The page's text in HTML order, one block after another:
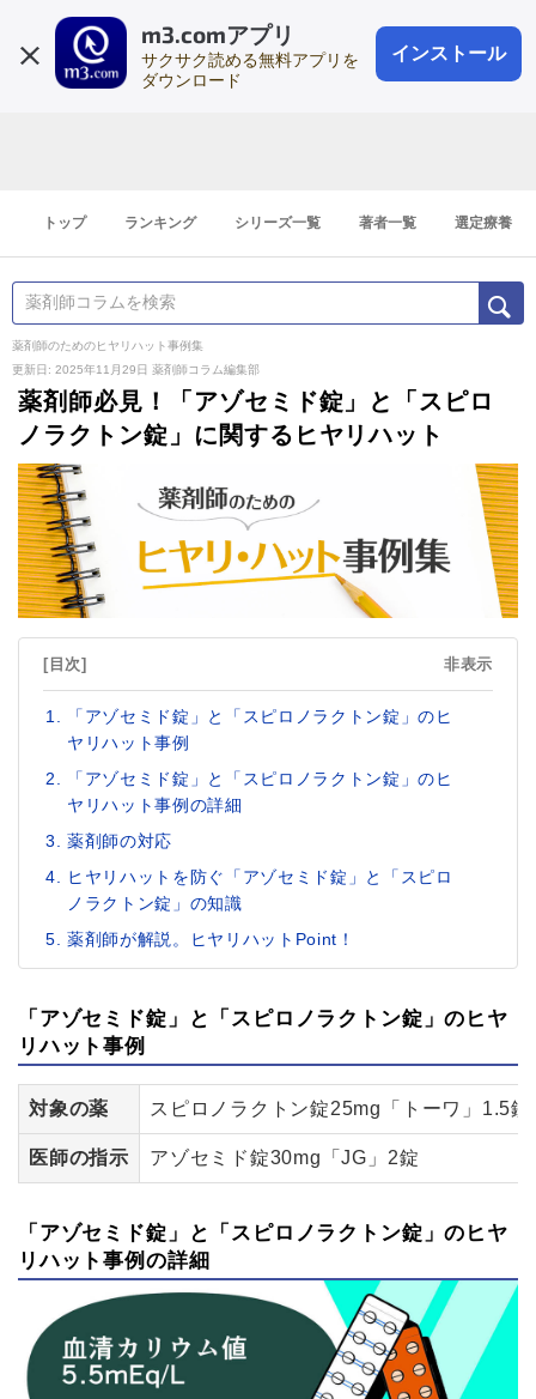
m3.comアプリ
サクサク読める無料アプリを
ダウンロード
インストール
会員登録
登録1分
トップ ランキング シリーズ一覧 著者一覧 選定療養
薬剤師のためのヒヤリハット事例集
更新日: 2025年11月29日 薬剤師コラム編集部
薬剤師必見！「アゾセミド錠」と「スピロ
ノラクトン錠」に関するヒヤリハット
[目次] 非表示
「アゾセミド錠」と「スピロノラクトン錠」のヒ
ヤリハット事例
「アゾセミド錠」と「スピロノラクトン錠」のヒ
ヤリハット事例の詳細
薬剤師の対応
ヒヤリハットを防ぐ「アゾセミド錠」と「スピロ
ノラクトン錠」の知識
薬剤師が解説。ヒヤリハットPoint！
「アゾセミド錠」と「スピロノラクトン錠」のヒヤ
リハット事例
対象の薬 スピロノラクトン錠25mg「トーワ」1.5錠
医師の指示 アゾセミド錠30mg「JG」2錠
「アゾセミド錠」と「スピロノラクトン錠」のヒヤ
リハット事例の詳細